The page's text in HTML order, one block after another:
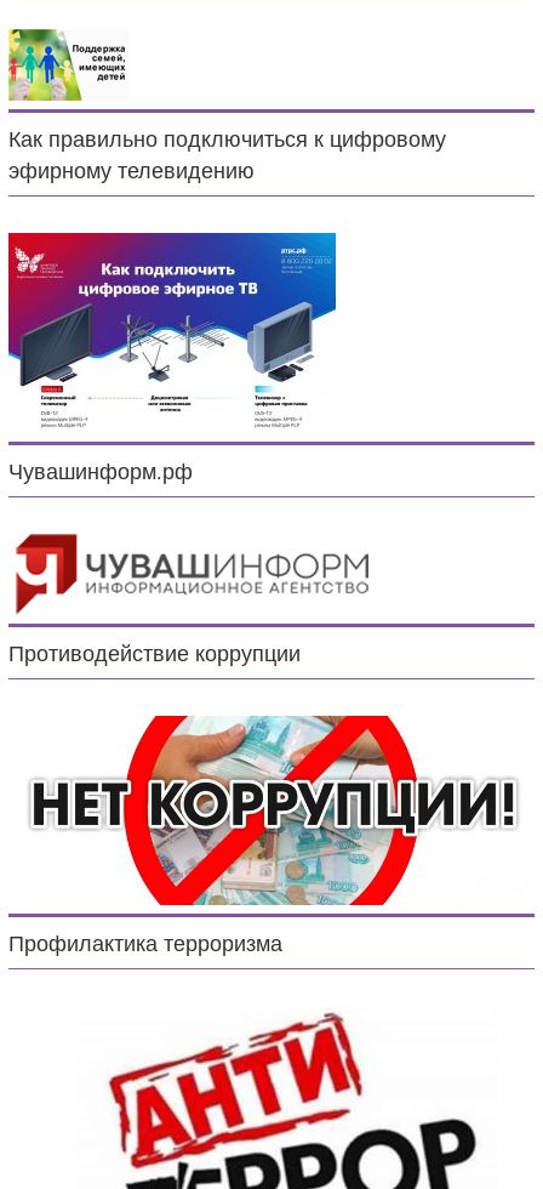
Как правильно подключиться к цифровому
эфирному телевидению
Чувашинформ.рф
Противодействие коррупции
Профилактика терроризма